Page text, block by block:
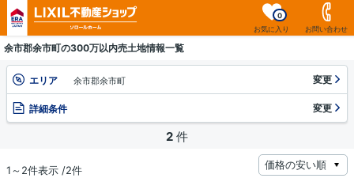
お気に入り
0
お問い合わせ
余市郡余市町の300万以内売土地情報一覧
エリア 余市郡余市町 変更
詳細条件 変更
2 件
1～2件表示 /2件